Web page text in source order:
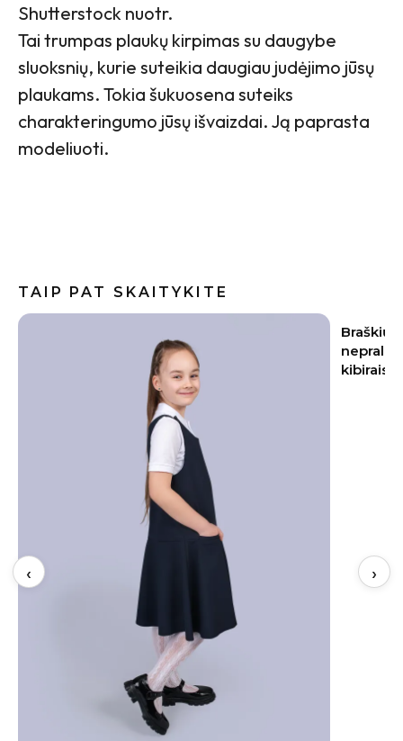
Shutterstock nuotr.
Tai trumpas plaukų kirpimas su daugybe
sluoksnių, kurie suteikia daugiau judėjimo jūsų
plaukams. Tokia šukuosena suteiks
charakteringumo jūsų išvaizdai. Ją paprasta
modeliuoti.
TAIP PAT SKAITYKITE
nepraleiskite šių datų – kitąmet skinsite
‹ ›